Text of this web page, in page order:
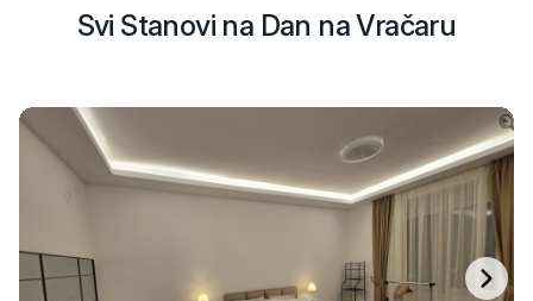
Svi Stanovi na Dan na Vračaru